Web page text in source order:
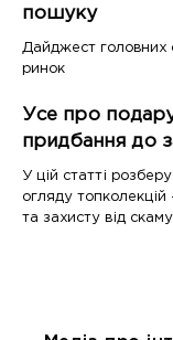
пошуку
Дайджест головних
ринок
Усе про
придбання до
У цій статті
огляду
та захисту від скаму